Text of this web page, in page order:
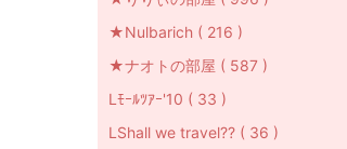
★Nulbarich ( 216 )
★ナオトの部屋 ( 587 )
Lﾓｰﾙﾂｱｰ'10 ( 33 )
LShall we travel?? ( 36 )